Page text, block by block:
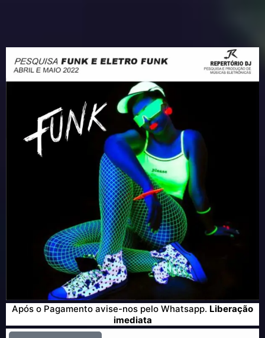
Após o Pagamento avise-nos pelo Whatsapp. Liberação
imediata